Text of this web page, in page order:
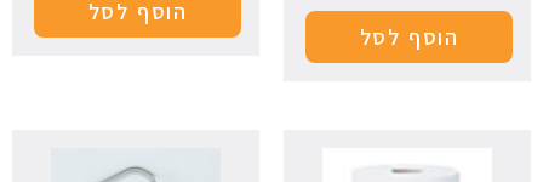
הוסף לסל
הוסף לסל